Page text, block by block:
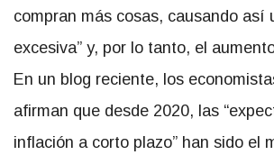
compran más cosas, causando así
excesiva” y, por lo tanto, el
En un blog reciente, los
afirman que desde 2020, las
inflación a corto plazo” han sido el